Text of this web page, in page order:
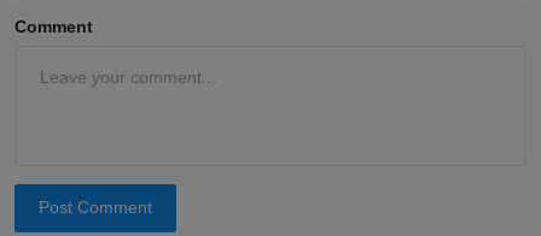
Comment
Post Comment